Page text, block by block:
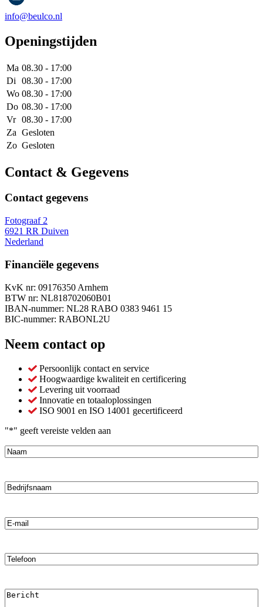
info@beulco.nl
Openingstijden
Ma 08.30 - 17:00
Di
08.30 - 17:00
Wo 08.30 - 17:00
Do 08.30 - 17:00
Vr 08.30 - 17:00
Za Gesloten
Zo Gesloten
Contact & Gegevens
Contact gegevens
Fotograaf 2
6921 RR Duiven
Nederland
Financiële gegevens
KvK nr: 09176350 Arnhem
BTW nr: NL818702060B01
IBAN-nummer: NL28 RABO 0383 9461 15
BIC-nummer: RABONL2U
Neem contact op
Persoonlijk contact en service
Hoogwaardige kwaliteit en certificering
Levering uit voorraad
Innovatie en totaaloplossingen
ISO 9001 en ISO 14001 gecertificeerd
"*" geeft vereiste velden aan
Naam
**
Bedrijfsnaam
E-
mail
Telefoon
Bericht